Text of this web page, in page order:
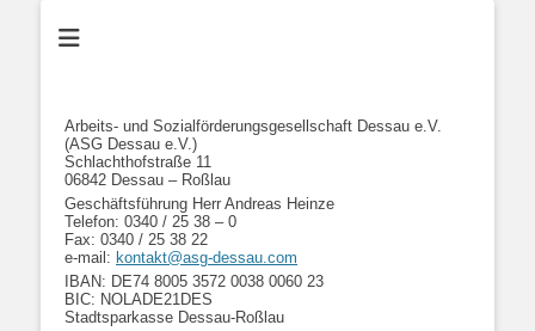
Arbeits- und Sozialförderungsgesellschaft Dessau e.V.
(ASG Dessau e.V.)
Schlachthofstraße 11
06842 Dessau – Roßlau
Geschäftsführung Herr Andreas Heinze
Telefon: 0340 / 25 38 – 0
Fax: 0340 / 25 38 22
e-mail: kontakt@asg-dessau.com
IBAN: DE74 8005 3572 0038 0060 23
BIC: NOLADE21DES
Stadtsparkasse Dessau-Roßlau